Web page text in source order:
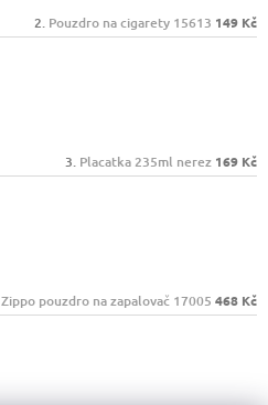
Pouzdro na cigarety 15613 149 Kč
Placatka 235ml nerez 169 Kč
Zippo pouzdro na zapalovač 17005 468 Kč